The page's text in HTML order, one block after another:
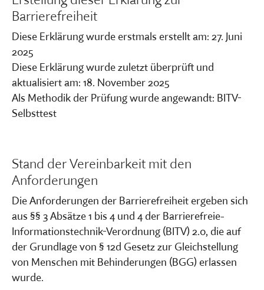
Barrierefreiheit
Diese Erklärung wurde erstmals erstellt am: 27. Juni
2025
Diese Erklärung wurde zuletzt überprüft und
aktualisiert am: 18. November 2025
Als Methodik der Prüfung wurde angewandt: BITV-
Selbsttest
Stand der Vereinbarkeit mit den
Anforderungen
Die Anforderungen der Barrierefreiheit ergeben sich
aus §§ 3 Absätze 1 bis 4 und 4 der Barrierefreie-
Informationstechnik-Verordnung (BITV) 2.0, die auf
der Grundlage von § 12d Gesetz zur Gleichstellung
von Menschen mit Behinderungen (BGG) erlassen
wurde.